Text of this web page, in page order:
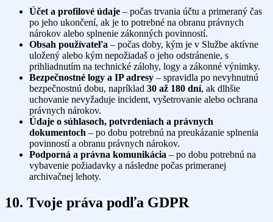
Účet a profilové údaje – počas trvania účtu a primeraný čas
po jeho ukončení, ak je to potrebné na obranu právnych
nárokov alebo splnenie zákonných povinností.
Obsah používateľa – počas doby, kým je v Službe aktívne
uložený alebo kým nepožiadaš o jeho odstránenie, s
prihliadnutím na technické zálohy, logy a zákonné výnimky.
Bezpečnostné logy a IP adresy – spravidla po nevyhnutnú
bezpečnostnú dobu, napríklad 30 až 180 dní, ak dlhšie
uchovanie nevyžaduje incident, vyšetrovanie alebo ochrana
právnych nárokov.
Údaje o súhlasoch, potvrdeniach a právnych
dokumentoch – po dobu potrebnú na preukázanie splnenia
povinností a obranu právnych nárokov.
Podporná a právna komunikácia – po dobu potrebnú na
vybavenie požiadavky a následne počas primeranej
archivačnej lehoty.
10. Tvoje práva podľa GDPR